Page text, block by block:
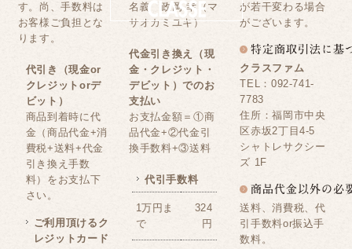
す。尚、手数料は
お客様ご負担とな
ります。
代引き（現金or
クレジットorデ
ビット）
商品到着時に代
金（商品代金+消
費税+送料+代金
引き換え手数
料）をお支払下
さい。
ご利用頂けるク
レジットカード
名義 政岡 幸（マ
サオカミユキ）
代金引き換え（現
金・クレジット・
デビット）でのお
支払い
お支払金額＝①商
品代金+②代金引
換手数料+③送料
代引手数料
1万円ま
で
324
円
が若干変わる場合
がございます。
クラスファム
TEL：092-741-
7783
住所：福岡市中央
区赤坂2丁目4-5
シャトレサクシー
ズ 1F
送料、消費税、代
引手数料or振込手
数料。